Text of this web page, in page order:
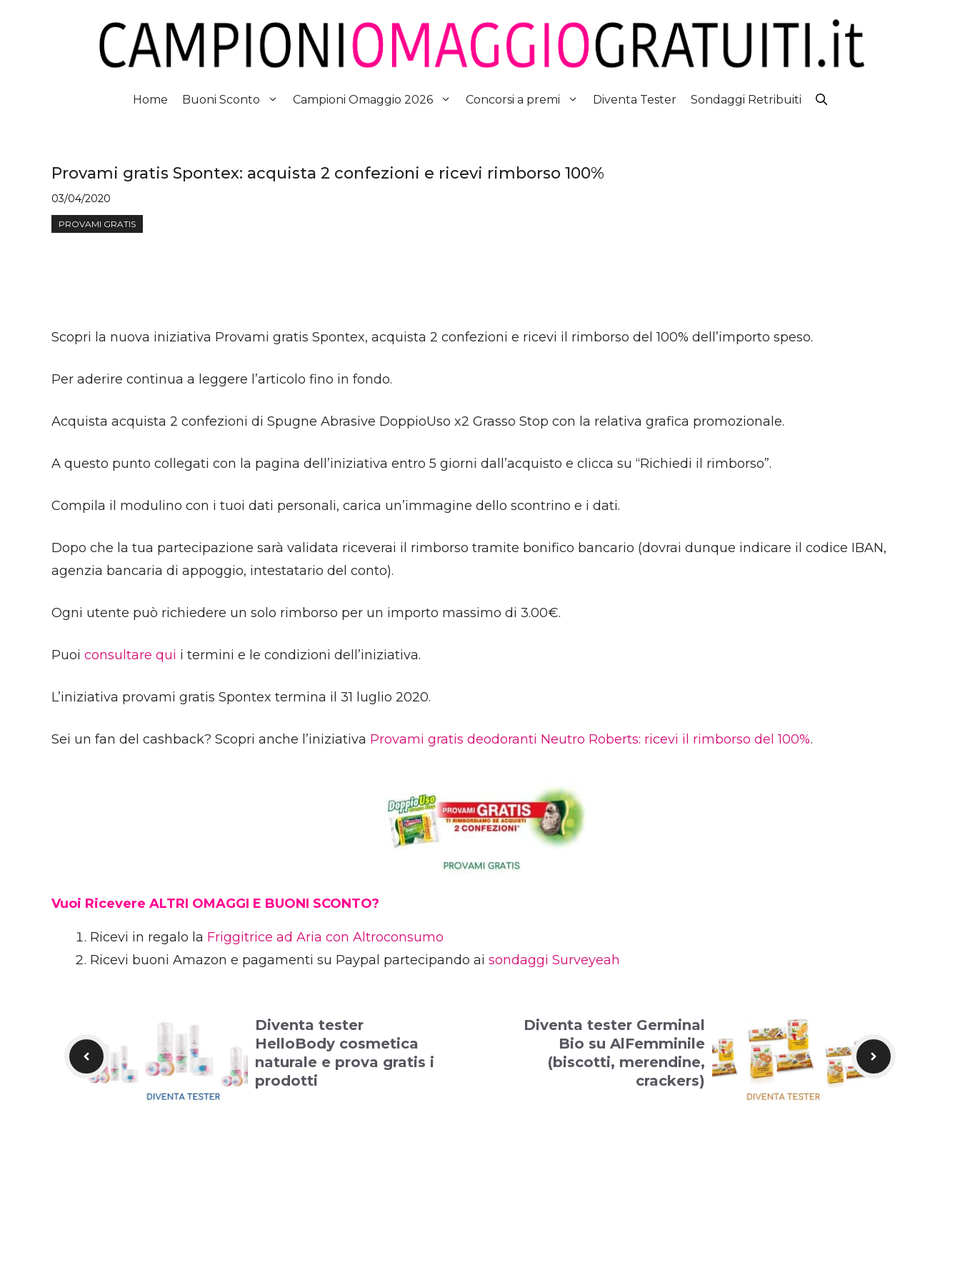
Home Buoni Sconto Campioni Omaggio 2026 Concorsi a premi Diventa Tester Sondaggi Retribuiti
Provami gratis Spontex: acquista 2 confezioni e ricevi rimborso 100%
03/04/2020
PROVAMI GRATIS
Scopri la nuova iniziativa Provami gratis Spontex, acquista 2 confezioni e ricevi il rimborso del 100% dell’importo speso.
Per aderire continua a leggere l’articolo fino in fondo.
Acquista acquista 2 confezioni di Spugne Abrasive DoppioUso x2 Grasso Stop con la relativa grafica promozionale.
A questo punto collegati con la pagina dell’iniziativa entro 5 giorni dall’acquisto e clicca su “Richiedi il rimborso”.
Compila il modulino con i tuoi dati personali, carica un’immagine dello scontrino e i dati.
Dopo che la tua partecipazione sarà validata riceverai il rimborso tramite bonifico bancario (dovrai dunque indicare il codice IBAN,
agenzia bancaria di appoggio, intestatario del conto).
Ogni utente può richiedere un solo rimborso per un importo massimo di 3.00€.
Puoi consultare qui i termini e le condizioni dell’iniziativa.
L’iniziativa provami gratis Spontex termina il 31 luglio 2020.
Sei un fan del cashback? Scopri anche l’iniziativa Provami gratis deodoranti Neutro Roberts: ricevi il rimborso del 100%.
Vuoi Ricevere ALTRI OMAGGI E BUONI SCONTO?
Ricevi in regalo la Friggitrice ad Aria con Altroconsumo
Ricevi buoni Amazon e pagamenti su Paypal partecipando ai sondaggi Surveyeah
Diventa tester
HelloBody cosmetica
naturale e prova gratis i
prodotti
Diventa tester Germinal
Bio su AlFemminile
(biscotti, merendine,
crackers)